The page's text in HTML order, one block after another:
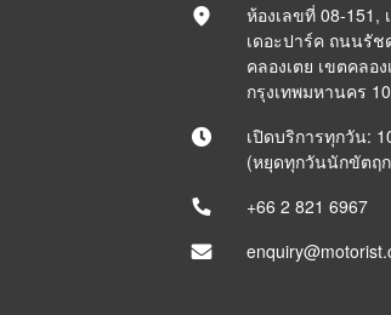
ห้องเลขที่ 08-151,
เดอะปาร์ค ถนนรัช
คลองเตย เขตคลอง
กรุงเทพมหานคร
เปิดบริการทุกวัน:
(หยุดทุกวันนักขัตฤ
+66 2 821 6967